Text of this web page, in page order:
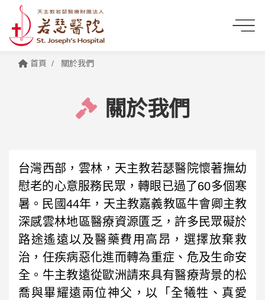
首頁 關於我們
關於我們
台灣西部，雲林，天主教若瑟醫院懷著撫幼
慰老的心意服務民眾，轉眼已過了60多個寒
暑。民國44年，天主教嘉義教區牛會卿主教
深感雲林地區醫療資源匱乏，許多民眾礙於
路途遙遠以及醫藥費用高昂，選擇放棄救
治，任疾病惡化進而轉為重症、危及生命安
全。牛主教遠從歐洲請來具有醫療背景的松
喬與畢耀遠兩位神父，以「全犧牲、真愛